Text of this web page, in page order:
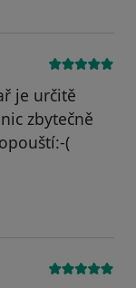
je určitě
zbytečně
(